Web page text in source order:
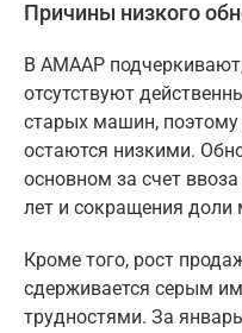
Причины низкого
В АМААР
отсутствуют
старых машин,
остаются низкими.
основном за счет
лет и сокращения
Кроме того, рост
сдерживается серым
трудностями. За